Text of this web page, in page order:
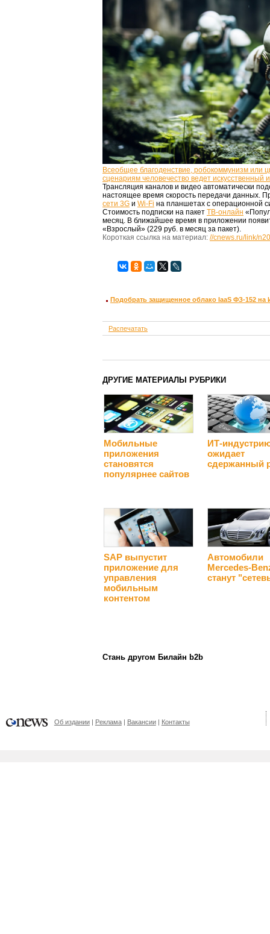
Всеобщее благоденствие, робокоммунизм или
сценариям человечество ведет искусственный
Трансляция каналов и видео автоматически
настоящее время скорость передачи данных.
сети 3G и Wi-Fi на планшетах с операционной
Стоимость подписки на пакет ТВ-онлайн
месяц. В ближайшее время в приложении
«Взрослый» (229 руб. в месяц за пакет).
Короткая ссылка на материал: //cnews.ru/link/
Подобрать защищенное облако IaaS ФЗ-152 на
Распечатать
ДРУГИЕ МАТЕРИАЛЫ РУБРИКИ
Мобильные
приложения
становятся
популярнее сайтов
ИТ-
ожидает
сдержанный
SAP выпустит
приложение для
управления
мобильным
контентом
Автомобили
Mercedes-
станут
Стань другом Билайн b2b
Об издании Реклама Вакансии Контакты